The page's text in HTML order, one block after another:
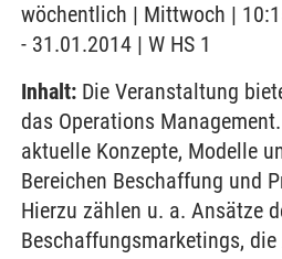
wöchentlich | Mittwoch |
- 31.01.2014 | W HS 1
Inhalt: Die Veranstaltung
das Operations
aktuelle Konzepte, Modelle
Bereichen Beschaffung und
Hierzu zählen u. a. Ansätze
Beschaffungsmarketings,